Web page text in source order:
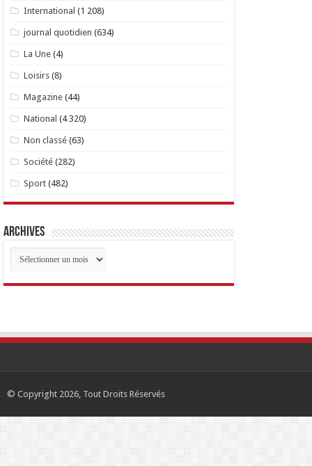
International (1 208)
journal quotidien (634)
La Une (4)
Loisirs (8)
Magazine (44)
National (4 320)
Non classé (63)
Société (282)
Sport (482)
Archives
Archives
© Copyright 2026, Tout Droits Réservés